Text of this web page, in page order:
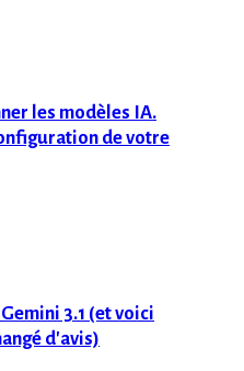
les modèles IA.
de votre
3.1 (et voici
d'avis)